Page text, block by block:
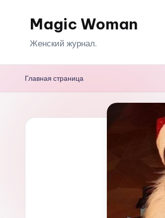
Magic Woman
Женский журнал.
Главная страница